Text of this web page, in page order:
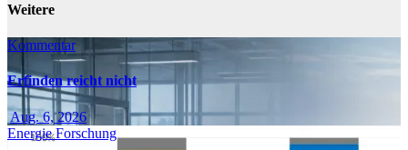
Weitere
Kommentar
Erfinden reicht nicht
Aug. 6, 2026
EnergieForschung